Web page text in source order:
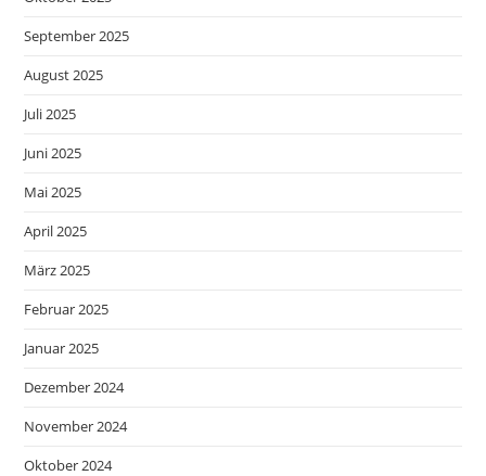
September 2025
August 2025
Juli 2025
Juni 2025
Mai 2025
April 2025
März 2025
Februar 2025
Januar 2025
Dezember 2024
November 2024
Oktober 2024